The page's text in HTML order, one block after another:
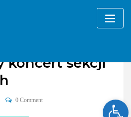
koncert sekcji
0 Comment